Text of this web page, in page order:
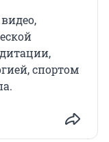
спортом